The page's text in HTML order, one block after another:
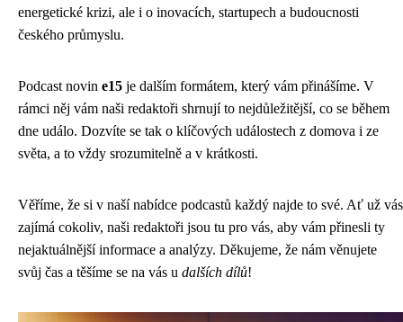
energetické krizi, ale i o inovacích, startupech a budoucnosti
českého průmyslu.
Podcast novin e15 je dalším formátem, který vám přinášíme. V
rámci něj vám naši redaktoři shrnují to nejdůležitější, co se během
dne událo. Dozvíte se tak o klíčových událostech z domova i ze
světa, a to vždy srozumitelně a v krátkosti.
Věříme, že si v naší nabídce podcastů každý najde to své. Ať už vás
zajímá cokoliv, naši redaktoři jsou tu pro vás, aby vám přinesli ty
nejaktuálnější informace a analýzy. Děkujeme, že nám věnujete
svůj čas a těšíme se na vás u dalších dílů!